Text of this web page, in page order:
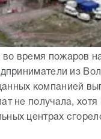
во время пожаров
из
компанией
не получала, хотя
центрах